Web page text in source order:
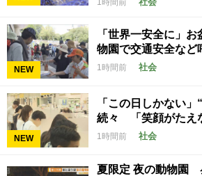
NEW
「世界一安全に」
物園で交通安全な
1時間前 社会
NEW
「この日しかない
続々 「笑顔がたえ
1時間前 社会
夏限定 夜の動物園